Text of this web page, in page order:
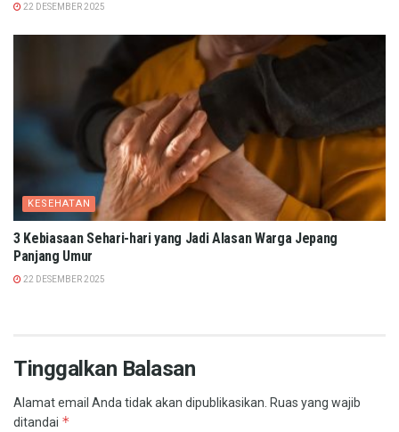
22 DESEMBER 2025
KESEHATAN
3 Kebiasaan Sehari-hari yang Jadi Alasan Warga Jepang
Panjang Umur
22 DESEMBER 2025
Tinggalkan Balasan
Alamat email Anda tidak akan dipublikasikan. Ruas yang wajib
ditandai *